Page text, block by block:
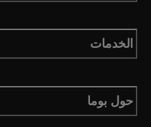
الخدمات
حول بوما